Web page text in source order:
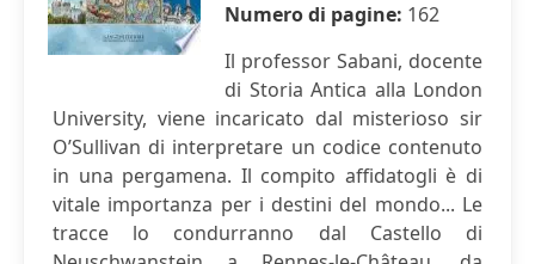
Numero di pagine: 162
Il professor Sabani, docente
di Storia Antica alla London
University, viene incaricato dal misterioso sir
O’Sullivan di interpretare un codice contenuto
in una pergamena. Il compito affidatogli è di
vitale importanza per i destini del mondo... Le
tracce lo condurranno dal Castello di